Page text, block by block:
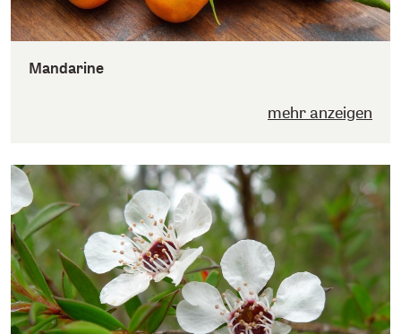
Mandarine
mehr anzeigen